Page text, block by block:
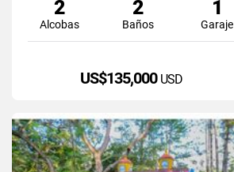
2
Alcobas
2
Baños
1
Garaje
US$135,000 USD